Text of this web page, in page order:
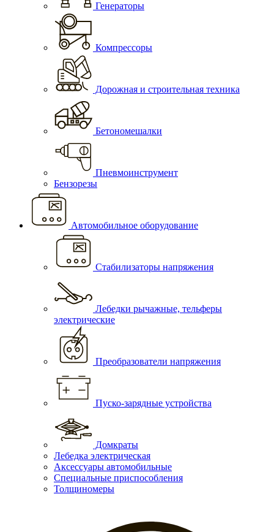
Генераторы
Компрессоры
Дорожная и строительная техника
Бетономешалки
Пневмоинструмент
Бензорезы
Автомобильное оборудование
Стабилизаторы напряжения
Лебедки рычажные, тельферы
электрические
Преобразователи напряжения
Пуско-зарядные устройства
Домкраты
Лебедка электрическая
Аксессуары автомобильные
Специальные приспособления
Толщиномеры